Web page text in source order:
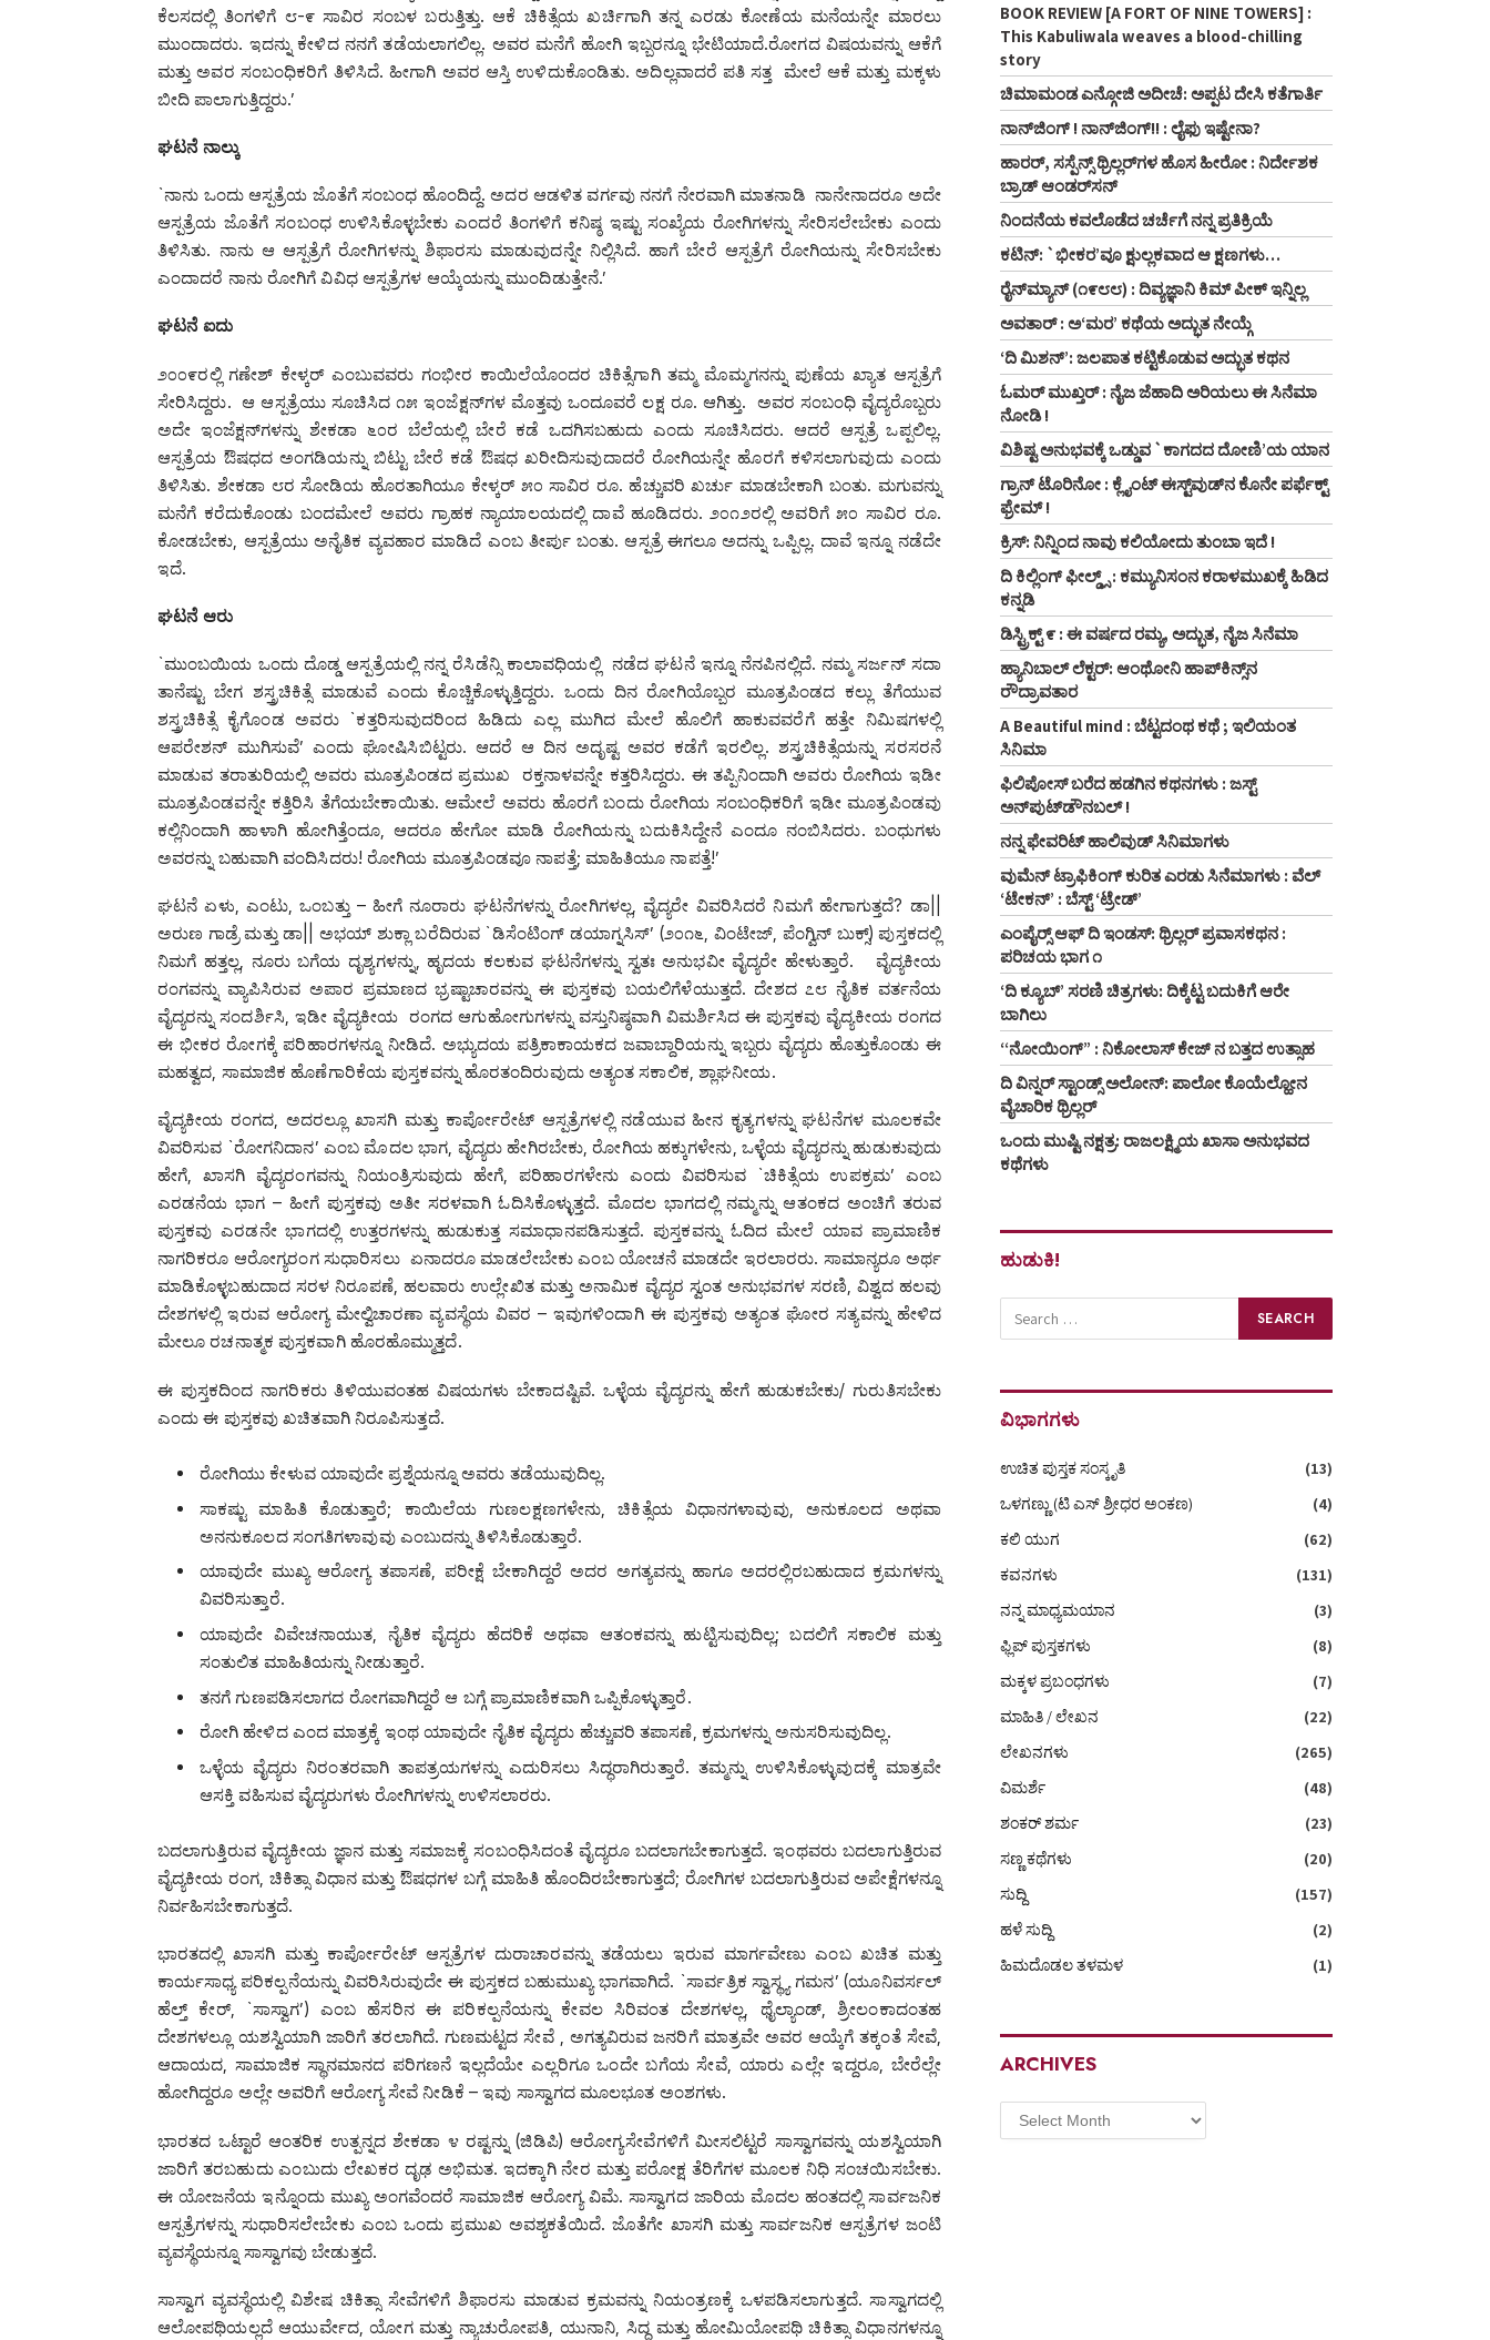
ಕೆಲಸದಲ್ಲಿ ತಿಂಗಳಿಗೆ ೮-೯ ಸಾವಿರ ಸಂಬಳ ಬರುತ್ತಿತ್ತು. ಆಕೆ ಚಿಕಿತ್ಸೆಯ ಖರ್ಚಿಗಾಗಿ ತನ್ನ ಎರಡು ಕೋಣೆಯ ಮನೆಯನ್ನೇ ಮಾರಲು
ಮುಂದಾದರು. ಇದನ್ನು ಕೇಳಿದ ನನಗೆ ತಡೆಯಲಾಗಲಿಲ್ಲ. ಅವರ ಮನೆಗೆ ಹೋಗಿ ಇಬ್ಬರನ್ನೂ ಭೇಟಿಯಾದೆ.ರೋಗದ ವಿಷಯವನ್ನು ಆಕೆಗೆ
ಮತ್ತು ಅವರ ಸಂಬಂಧಿಕರಿಗೆ ತಿಳಿಸಿದೆ. ಹೀಗಾಗಿ ಅವರ ಆಸ್ತಿ ಉಳಿದುಕೊಂಡಿತು. ಅದಿಲ್ಲವಾದರೆ ಪತಿ ಸತ್ತ ಮೇಲೆ ಆಕೆ ಮತ್ತು ಮಕ್ಕಳು
ಬೀದಿ ಪಾಲಾಗುತ್ತಿದ್ದರು.’
ಘಟನೆ ನಾಲ್ಕು
`ನಾನು ಒಂದು ಆಸ್ಪತ್ರೆಯ ಜೊತೆಗೆ ಸಂಬಂಧ ಹೊಂದಿದ್ದೆ. ಅದರ ಆಡಳಿತ ವರ್ಗವು ನನಗೆ ನೇರವಾಗಿ ಮಾತನಾಡಿ ನಾನೇನಾದರೂ ಅದೇ
ಆಸ್ಪತ್ರೆಯ ಜೊತೆಗೆ ಸಂಬಂಧ ಉಳಿಸಿಕೊಳ್ಳಬೇಕು ಎಂದರೆ ತಿಂಗಳಿಗೆ ಕನಿಷ್ಠ ಇಷ್ಟು ಸಂಖ್ಯೆಯ ರೋಗಿಗಳನ್ನು ಸೇರಿಸಲೇಬೇಕು ಎಂದು
ತಿಳಿಸಿತು. ನಾನು ಆ ಆಸ್ಪತ್ರೆಗೆ ರೋಗಿಗಳನ್ನು ಶಿಫಾರಸು ಮಾಡುವುದನ್ನೇ ನಿಲ್ಲಿಸಿದೆ. ಹಾಗೆ ಬೇರೆ ಆಸ್ಪತ್ರೆಗೆ ರೋಗಿಯನ್ನು ಸೇರಿಸಬೇಕು
ಎಂದಾದರೆ ನಾನು ರೋಗಿಗೆ ವಿವಿಧ ಆಸ್ಪತ್ರೆಗಳ ಆಯ್ಕೆಯನ್ನು ಮುಂದಿಡುತ್ತೇನೆ.’
ಘಟನೆ ಐದು
೨೦೦೯ರಲ್ಲಿ ಗಣೇಶ್ ಕೇಳ್ಕರ್‍ ಎಂಬುವವರು ಗಂಭೀರ ಕಾಯಿಲೆಯೊಂದರ ಚಿಕಿತ್ಸೆಗಾಗಿ ತಮ್ಮ ಮೊಮ್ಮಗನನ್ನು ಪುಣೆಯ ಖ್ಯಾತ ಆಸ್ಪತ್ರೆಗೆ
ಸೇರಿಸಿದ್ದರು. ಆ ಆಸ್ಪತ್ರೆಯು ಸೂಚಿಸಿದ ೧೫ ಇಂಜೆಕ್ಷನ್‌ಗಳ ಮೊತ್ತವು ಒಂದೂವರೆ ಲಕ್ಷ ರೂ. ಆಗಿತ್ತು. ಅವರ ಸಂಬಂಧಿ ವೈದ್ಯರೊಬ್ಬರು
ಅದೇ ಇಂಜೆಕ್ಷನ್‌ಗಳನ್ನು ಶೇಕಡಾ ೬೦ರ ಬೆಲೆಯಲ್ಲಿ ಬೇರೆ ಕಡೆ ಒದಗಿಸಬಹುದು ಎಂದು ಸೂಚಿಸಿದರು. ಆದರೆ ಆಸ್ಪತ್ರೆ ಒಪ್ಪಲಿಲ್ಲ.
ಆಸ್ಪತ್ರೆಯ ಔಷಧದ ಅಂಗಡಿಯನ್ನು ಬಿಟ್ಟು ಬೇರೆ ಕಡೆ ಔಷಧ ಖರೀದಿಸುವುದಾದರೆ ರೋಗಿಯನ್ನೇ ಹೊರಗೆ ಕಳಿಸಲಾಗುವುದು ಎಂದು
ತಿಳಿಸಿತು. ಶೇಕಡಾ ೮ರ ಸೋಡಿಯ ಹೊರತಾಗಿಯೂ ಕೇಳ್ಕರ್‍ ೫೦ ಸಾವಿರ ರೂ. ಹೆಚ್ಚುವರಿ ಖರ್ಚು ಮಾಡಬೇಕಾಗಿ ಬಂತು. ಮಗುವನ್ನು
ಮನೆಗೆ ಕರೆದುಕೊಂಡು ಬಂದಮೇಲೆ ಅವರು ಗ್ರಾಹಕ ನ್ಯಾಯಾಲಯದಲ್ಲಿ ದಾವೆ ಹೂಡಿದರು. ೨೦೧೨ರಲ್ಲಿ ಅವರಿಗೆ ೫೦ ಸಾವಿರ ರೂ.
ಕೋಡಬೇಕು, ಆಸ್ಪತ್ರೆಯು ಅನೈತಿಕ ವ್ಯವಹಾರ ಮಾಡಿದೆ ಎಂಬ ತೀರ್ಪು ಬಂತು. ಆಸ್ಪತ್ರೆ ಈಗಲೂ ಅದನ್ನು ಒಪ್ಪಿಲ್ಲ. ದಾವೆ ಇನ್ನೂ ನಡೆದೇ
ಇದೆ.
ಘಟನೆ ಆರು
`ಮುಂಬಯಿಯ ಒಂದು ದೊಡ್ಡ ಆಸ್ಪತ್ರೆಯಲ್ಲಿ ನನ್ನ ರೆಸಿಡೆನ್ಸಿ ಕಾಲಾವಧಿಯಲ್ಲಿ ನಡೆದ ಘಟನೆ ಇನ್ನೂ ನೆನಪಿನಲ್ಲಿದೆ. ನಮ್ಮ ಸರ್ಜನ್ ಸದಾ
ತಾನೆಷ್ಟು ಬೇಗ ಶಸ್ತ್ರಚಿಕಿತ್ಸೆ ಮಾಡುವೆ ಎಂದು ಕೊಚ್ಚಿಕೊಳ್ಳುತ್ತಿದ್ದರು. ಒಂದು ದಿನ ರೋಗಿಯೊಬ್ಬರ ಮೂತ್ರಪಿಂಡದ ಕಲ್ಲು ತೆಗೆಯುವ
ಶಸ್ತ್ರಚಿಕಿತ್ಸೆ ಕೈಗೊಂಡ ಅವರು `ಕತ್ತರಿಸುವುದರಿಂದ ಹಿಡಿದು ಎಲ್ಲ ಮುಗಿದ ಮೇಲೆ ಹೊಲಿಗೆ ಹಾಕುವವರೆಗೆ ಹತ್ತೇ ನಿಮಿಷಗಳಲ್ಲಿ
ಆಪರೇಶನ್ ಮುಗಿಸುವೆ’ ಎಂದು ಘೋಷಿಸಿಬಿಟ್ಟರು. ಆದರೆ ಆ ದಿನ ಅದೃಷ್ಟ ಅವರ ಕಡೆಗೆ ಇರಲಿಲ್ಲ. ಶಸ್ತ್ರಚಿಕಿತ್ಸೆಯನ್ನು ಸರಸರನೆ
ಮಾಡುವ ತರಾತುರಿಯಲ್ಲಿ ಅವರು ಮೂತ್ರಪಿಂಡದ ಪ್ರಮುಖ ರಕ್ತನಾಳವನ್ನೇ ಕತ್ತರಿಸಿದ್ದರು. ಈ ತಪ್ಪಿನಿಂದಾಗಿ ಅವರು ರೋಗಿಯ ಇಡೀ
ಮೂತ್ರಪಿಂಡವನ್ನೇ ಕತ್ತಿರಿಸಿ ತೆಗೆಯಬೇಕಾಯಿತು. ಆಮೇಲೆ ಅವರು ಹೊರಗೆ ಬಂದು ರೋಗಿಯ ಸಂಬಂಧಿಕರಿಗೆ ಇಡೀ ಮೂತ್ರಪಿಂಡವು
ಕಲ್ಲಿನಿಂದಾಗಿ ಹಾಳಾಗಿ ಹೋಗಿತ್ತೆಂದೂ, ಆದರೂ ಹೇಗೋ ಮಾಡಿ ರೋಗಿಯನ್ನು ಬದುಕಿಸಿದ್ದೇನೆ ಎಂದೂ ನಂಬಿಸಿದರು. ಬಂಧುಗಳು
ಅವರನ್ನು ಬಹುವಾಗಿ ವಂದಿಸಿದರು! ರೋಗಿಯ ಮೂತ್ರಪಿಂಡವೂ ನಾಪತ್ತೆ; ಮಾಹಿತಿಯೂ ನಾಪತ್ತೆ!’
ಘಟನೆ ಏಳು, ಎಂಟು, ಒಂಬತ್ತು – ಹೀಗೆ ನೂರಾರು ಘಟನೆಗಳನ್ನು ರೋಗಿಗಳಲ್ಲ, ವೈದ್ಯರೇ ವಿವರಿಸಿದರೆ ನಿಮಗೆ ಹೇಗಾಗುತ್ತದೆ? ಡಾ||
ಅರುಣ ಗಾಡ್ರೆ ಮತ್ತು ಡಾ|| ಅಭಯ್‌ ಶುಕ್ಲಾ ಬರೆದಿರುವ `ಡಿಸೆಂಟಿಂಗ್‌ ಡಯಾಗ್ನಸಿಸ್’ (೨೦೧೬, ವಿಂಟೇಜ್, ಪೆಂಗ್ವಿನ್ ಬುಕ್ಸ್) ಪುಸ್ತಕದಲ್ಲಿ
ನಿಮಗೆ ಹತ್ತಲ್ಲ, ನೂರು ಬಗೆಯ ದೃಶ್ಯಗಳನ್ನು, ಹೃದಯ ಕಲಕುವ ಘಟನೆಗಳನ್ನು ಸ್ವತಃ ಅನುಭವೀ ವೈದ್ಯರೇ ಹೇಳುತ್ತಾರೆ. ವೈದ್ಯಕೀಯ
ರಂಗವನ್ನು ವ್ಯಾಪಿಸಿರುವ ಅಪಾರ ಪ್ರಮಾಣದ ಭ್ರಷ್ಟಾಚಾರವನ್ನು ಈ ಪುಸ್ತಕವು ಬಯಲಿಗೆಳೆಯುತ್ತದೆ. ದೇಶದ ೭೮ ನೈತಿಕ ವರ್ತನೆಯ
ವೈದ್ಯರನ್ನು ಸಂದರ್ಶಿಸಿ, ಇಡೀ ವೈದ್ಯಕೀಯ ರಂಗದ ಆಗುಹೋಗುಗಳನ್ನು ವಸ್ತುನಿಷ್ಠವಾಗಿ ವಿಮರ್ಶಿಸಿದ ಈ ಪುಸ್ತಕವು ವೈದ್ಯಕೀಯ ರಂಗದ
ಈ ಭೀಕರ ರೋಗಕ್ಕೆ ಪರಿಹಾರಗಳನ್ನೂ ನೀಡಿದೆ. ಅಭ್ಯುದಯ ಪತ್ರಿಕಾಕಾಯಕದ ಜವಾಬ್ದಾರಿಯನ್ನು ಇಬ್ಬರು ವೈದ್ಯರು ಹೊತ್ತುಕೊಂಡು ಈ
ಮಹತ್ವದ, ಸಾಮಾಜಿಕ ಹೊಣೆಗಾರಿಕೆಯ ಪುಸ್ತಕವನ್ನು ಹೊರತಂದಿರುವುದು ಅತ್ಯಂತ ಸಕಾಲಿಕ, ಶ್ಲಾಘನೀಯ.
ವೈದ್ಯಕೀಯ ರಂಗದ, ಅದರಲ್ಲೂ ಖಾಸಗಿ ಮತ್ತು ಕಾರ್ಪೋರೇಟ್‌ ಆಸ್ಪತ್ರೆಗಳಲ್ಲಿ ನಡೆಯುವ ಹೀನ ಕೃತ್ಯಗಳನ್ನು ಘಟನೆಗಳ ಮೂಲಕವೇ
ವಿವರಿಸುವ `ರೋಗನಿದಾನ’ ಎಂಬ ಮೊದಲ ಭಾಗ, ವೈದ್ಯರು ಹೇಗಿರಬೇಕು, ರೋಗಿಯ ಹಕ್ಕುಗಳೇನು, ಒಳ್ಳೆಯ ವೈದ್ಯರನ್ನು ಹುಡುಕುವುದು
ಹೇಗೆ, ಖಾಸಗಿ ವೈದ್ಯರಂಗವನ್ನು ನಿಯಂತ್ರಿಸುವುದು ಹೇಗೆ, ಪರಿಹಾರಗಳೇನು ಎಂದು ವಿವರಿಸುವ `ಚಿಕಿತ್ಸೆಯ ಉಪಕ್ರಮ’ ಎಂಬ
ಎರಡನೆಯ ಭಾಗ – ಹೀಗೆ ಪುಸ್ತಕವು ಅತೀ ಸರಳವಾಗಿ ಓದಿಸಿಕೊಳ್ಳುತ್ತದೆ. ಮೊದಲ ಭಾಗದಲ್ಲಿ ನಮ್ಮನ್ನು ಆತಂಕದ ಅಂಚಿಗೆ ತರುವ
ಪುಸ್ತಕವು ಎರಡನೇ ಭಾಗದಲ್ಲಿ ಉತ್ತರಗಳನ್ನು ಹುಡುಕುತ್ತ ಸಮಾಧಾನಪಡಿಸುತ್ತದೆ. ಪುಸ್ತಕವನ್ನು ಓದಿದ ಮೇಲೆ ಯಾವ ಪ್ರಾಮಾಣಿಕ
ನಾಗರಿಕರೂ ಆರೋಗ್ಯರಂಗ ಸುಧಾರಿಸಲು ಏನಾದರೂ ಮಾಡಲೇಬೇಕು ಎಂಬ ಯೋಚನೆ ಮಾಡದೇ ಇರಲಾರರು. ಸಾಮಾನ್ಯರೂ ಅರ್ಥ
ಮಾಡಿಕೊಳ್ಳಬಹುದಾದ ಸರಳ ನಿರೂಪಣೆ, ಹಲವಾರು ಉಲ್ಲೇಖಿತ ಮತ್ತು ಅನಾಮಿಕ ವೈದ್ಯರ ಸ್ವಂತ ಅನುಭವಗಳ ಸರಣಿ, ವಿಶ್ವದ ಹಲವು
ದೇಶಗಳಲ್ಲಿ ಇರುವ ಆರೋಗ್ಯ ಮೇಲ್ವಿಚಾರಣಾ ವ್ಯವಸ್ಥೆಯ ವಿವರ – ಇವುಗಳಿಂದಾಗಿ ಈ ಪುಸ್ತಕವು ಅತ್ಯಂತ ಘೋರ ಸತ್ಯವನ್ನು ಹೇಳಿದ
ಮೇಲೂ ರಚನಾತ್ಮಕ ಪುಸ್ತಕವಾಗಿ ಹೊರಹೊಮ್ಮುತ್ತದೆ.
ಈ ಪುಸ್ತಕದಿಂದ ನಾಗರಿಕರು ತಿಳಿಯುವಂತಹ ವಿಷಯಗಳು ಬೇಕಾದಷ್ಟಿವೆ. ಒಳ್ಳೆಯ ವೈದ್ಯರನ್ನು ಹೇಗೆ ಹುಡುಕಬೇಕು/ ಗುರುತಿಸಬೇಕು
ಎಂದು ಈ ಪುಸ್ತಕವು ಖಚಿತವಾಗಿ ನಿರೂಪಿಸುತ್ತದೆ.
ರೋಗಿಯು ಕೇಳುವ ಯಾವುದೇ ಪ್ರಶ್ನೆಯನ್ನೂ ಅವರು ತಡೆಯುವುದಿಲ್ಲ.
ಸಾಕಷ್ಟು ಮಾಹಿತಿ ಕೊಡುತ್ತಾರೆ; ಕಾಯಿಲೆಯ ಗುಣಲಕ್ಷಣಗಳೇನು, ಚಿಕಿತ್ಸೆಯ ವಿಧಾನಗಳಾವುವು, ಅನುಕೂಲದ ಅಥವಾ
ಅನನುಕೂಲದ ಸಂಗತಿಗಳಾವುವು ಎಂಬುದನ್ನು ತಿಳಿಸಿಕೊಡುತ್ತಾರೆ.
ಯಾವುದೇ ಮುಖ್ಯ ಆರೋಗ್ಯ ತಪಾಸಣೆ, ಪರೀಕ್ಷೆ ಬೇಕಾಗಿದ್ದರೆ ಅದರ ಅಗತ್ಯವನ್ನು ಹಾಗೂ ಅದರಲ್ಲಿರಬಹುದಾದ ಕ್ರಮಗಳನ್ನು
ವಿವರಿಸುತ್ತಾರೆ.
ಯಾವುದೇ ವಿವೇಚನಾಯುತ, ನೈತಿಕ ವೈದ್ಯರು ಹೆದರಿಕೆ ಅಥವಾ ಆತಂಕವನ್ನು ಹುಟ್ಟಿಸುವುದಿಲ್ಲ; ಬದಲಿಗೆ ಸಕಾಲಿಕ ಮತ್ತು
ಸಂತುಲಿತ ಮಾಹಿತಿಯನ್ನು ನೀಡುತ್ತಾರೆ.
ತನಗೆ ಗುಣಪಡಿಸಲಾಗದ ರೋಗವಾಗಿದ್ದರೆ ಆ ಬಗ್ಗೆ ಪ್ರಾಮಾಣಿಕವಾಗಿ ಒಪ್ಪಿಕೊಳ್ಳುತ್ತಾರೆ.
ರೋಗಿ ಹೇಳಿದ ಎಂದ ಮಾತ್ರಕ್ಕೆ ಇಂಥ ಯಾವುದೇ ನೈತಿಕ ವೈದ್ಯರು ಹೆಚ್ಚುವರಿ ತಪಾಸಣೆ, ಕ್ರಮಗಳನ್ನು ಅನುಸರಿಸುವುದಿಲ್ಲ.
ಒಳ್ಳೆಯ ವೈದ್ಯರು ನಿರಂತರವಾಗಿ ತಾಪತ್ರಯಗಳನ್ನು ಎದುರಿಸಲು ಸಿದ್ಧರಾಗಿರುತ್ತಾರೆ. ತಮ್ಮನ್ನು ಉಳಿಸಿಕೊಳ್ಳುವುದಕ್ಕೆ ಮಾತ್ರವೇ
ಆಸಕ್ತಿ ವಹಿಸುವ ವೈದ್ಯರುಗಳು ರೋಗಿಗಳನ್ನು ಉಳಿಸಲಾರರು.
ಬದಲಾಗುತ್ತಿರುವ ವೈದ್ಯಕೀಯ ಜ್ಞಾನ ಮತ್ತು ಸಮಾಜಕ್ಕೆ ಸಂಬಂಧಿಸಿದಂತೆ ವೈದ್ಯರೂ ಬದಲಾಗಬೇಕಾಗುತ್ತದೆ. ಇಂಥವರು ಬದಲಾಗುತ್ತಿರುವ
ವೈದ್ಯಕೀಯ ರಂಗ, ಚಿಕಿತ್ಸಾ ವಿಧಾನ ಮತ್ತು ಔಷಧಗಳ ಬಗ್ಗೆ ಮಾಹಿತಿ ಹೊಂದಿರಬೇಕಾಗುತ್ತದೆ; ರೋಗಿಗಳ ಬದಲಾಗುತ್ತಿರುವ ಅಪೇಕ್ಷೆಗಳನ್ನೂ
ನಿರ್ವಹಿಸಬೇಕಾಗುತ್ತದೆ.
ಭಾರತದಲ್ಲಿ ಖಾಸಗಿ ಮತ್ತು ಕಾರ್ಪೋರೇಟ್‌ ಆಸ್ಪತ್ರೆಗಳ ದುರಾಚಾರವನ್ನು ತಡೆಯಲು ಇರುವ ಮಾರ್ಗವೇಣು ಎಂಬ ಖಚಿತ ಮತ್ತು
ಕಾರ್ಯಸಾಧ್ಯ ಪರಿಕಲ್ಪನೆಯನ್ನು ವಿವರಿಸಿರುವುದೇ ಈ ಪುಸ್ತಕದ ಬಹುಮುಖ್ಯ ಭಾಗವಾಗಿದೆ. `ಸಾರ್ವತ್ರಿಕ ಸ್ವಾಸ್ಥ್ಯ ಗಮನ’ (ಯೂನಿವರ್ಸಲ್
ಹೆಲ್ತ್‌ ಕೇರ್‍, `ಸಾಸ್ವಾಗ’) ಎಂಬ ಹೆಸರಿನ ಈ ಪರಿಕಲ್ಪನೆಯನ್ನು ಕೇವಲ ಸಿರಿವಂತ ದೇಶಗಳಲ್ಲ, ಥೈಲ್ಯಾಂಡ್‌, ಶ್ರೀಲಂಕಾದಂತಹ
ದೇಶಗಳಲ್ಲೂ ಯಶಸ್ವಿಯಾಗಿ ಜಾರಿಗೆ ತರಲಾಗಿದೆ. ಗುಣಮಟ್ಟದ ಸೇವೆ , ಅಗತ್ಯವಿರುವ ಜನರಿಗೆ ಮಾತ್ರವೇ ಅವರ ಆಯ್ಕೆಗೆ ತಕ್ಕಂತೆ ಸೇವೆ,
ಆದಾಯದ, ಸಾಮಾಜಿಕ ಸ್ಥಾನಮಾನದ ಪರಿಗಣನೆ ಇಲ್ಲದೆಯೇ ಎಲ್ಲರಿಗೂ ಒಂದೇ ಬಗೆಯ ಸೇವೆ, ಯಾರು ಎಲ್ಲೇ ಇದ್ದರೂ, ಬೇರೆಲ್ಲೇ
ಹೋಗಿದ್ದರೂ ಅಲ್ಲೇ ಅವರಿಗೆ ಆರೋಗ್ಯ ಸೇವೆ ನೀಡಿಕೆ – ಇವು ಸಾಸ್ವಾಗದ ಮೂಲಭೂತ ಅಂಶಗಳು.
ಭಾರತದ ಒಟ್ಟಾರೆ ಆಂತರಿಕ ಉತ್ಪನ್ನದ ಶೇಕಡಾ ೪ ರಷ್ಟನ್ನು (ಜಿಡಿಪಿ) ಆರೋಗ್ಯಸೇವೆಗಳಿಗೆ ಮೀಸಲಿಟ್ಟರೆ ಸಾಸ್ವಾಗವನ್ನು ಯಶಸ್ವಿಯಾಗಿ
ಜಾರಿಗೆ ತರಬಹುದು ಎಂಬುದು ಲೇಖಕರ ದೃಢ ಅಭಿಮತ. ಇದಕ್ಕಾಗಿ ನೇರ ಮತ್ತು ಪರೋಕ್ಷ ತೆರಿಗೆಗಳ ಮೂಲಕ ನಿಧಿ ಸಂಚಯಿಸಬೇಕು.
ಈ ಯೋಜನೆಯ ಇನ್ನೊಂದು ಮುಖ್ಯ ಅಂಗವೆಂದರೆ ಸಾಮಾಜಿಕ ಆರೋಗ್ಯ ವಿಮೆ. ಸಾಸ್ವಾಗದ ಜಾರಿಯ ಮೊದಲ ಹಂತದಲ್ಲಿ ಸಾರ್ವಜನಿಕ
ಆಸ್ಪತ್ರೆಗಳನ್ನು ಸುಧಾರಿಸಲೇಬೇಕು ಎಂಬ ಒಂದು ಪ್ರಮುಖ ಅವಶ್ಯಕತೆಯಿದೆ. ಜೊತೆಗೇ ಖಾಸಗಿ ಮತ್ತು ಸಾರ್ವಜನಿಕ ಆಸ್ಪತ್ರೆಗಳ ಜಂಟಿ
ವ್ಯವಸ್ಥೆಯನ್ನೂ ಸಾಸ್ವಾಗವು ಬೇಡುತ್ತದೆ.
ಸಾಸ್ವಾಗ ವ್ಯವಸ್ಥೆಯಲ್ಲಿ ವಿಶೇಷ ಚಿಕಿತ್ಸಾ ಸೇವೆಗಳಿಗೆ ಶಿಫಾರಸು ಮಾಡುವ ಕ್ರಮವನ್ನು ನಿಯಂತ್ರಣಕ್ಕೆ ಒಳಪಡಿಸಲಾಗುತ್ತದೆ. ಸಾಸ್ವಾಗದಲ್ಲಿ
ಆಲೋಪಥಿಯಲ್ಲದೆ ಆಯುರ್ವೇದ, ಯೋಗ ಮತ್ತು ನ್ಯಾಚುರೋಪತಿ, ಯುನಾನಿ, ಸಿದ್ಧ ಮತ್ತು ಹೋಮಿಯೋಪಥಿ ಚಿಕಿತ್ಸಾ ವಿಧಾನಗಳನ್ನೂ
BOOK REVIEW [A FORT OF NINE TOWERS] :
This Kabuliwala weaves a blood-chilling
story
ಚಿಮಾಮಂಡ ಎನ್ಗೋಜಿ ಅದೀಚೆ: ಅಪ್ಪಟ ದೇಸಿ ಕತೆಗಾರ್ತಿ
ನಾನ್‌ಜಿಂಗ್ ! ನಾನ್‌ಜಿಂಗ್!! : ಲೈಫು ಇಷ್ಟೇನಾ?
ಹಾರರ್, ಸಸ್ಪೆನ್ಸ್ ಥ್ರಿಲ್ಲರ್‌ಗಳ ಹೊಸ ಹೀರೋ : ನಿರ್ದೇಶಕ
ಬ್ರಾಡ್ ಆಂಡರ್‌ಸನ್
ನಿಂದನೆಯ ಕವಲೊಡೆದ ಚರ್ಚೆಗೆ ನನ್ನ ಪ್ರತಿಕ್ರಿಯೆ
ಕಟಿನ್: `ಭೀಕರ’ವೂ ಕ್ಷುಲ್ಲಕವಾದ ಆ ಕ್ಷಣಗಳು…
ರೈನ್‌ಮ್ಯಾನ್ (೧೯೮೮) : ದಿವ್ಯಜ್ಞಾನಿ ಕಿಮ್ ಪೀಕ್ ಇನ್ನಿಲ್ಲ
ಅವತಾರ್ : ಅ‘ಮರ’ ಕಥೆಯ ಅದ್ಭುತ ನೇಯ್ಗೆ
‘ದಿ ಮಿಶನ್’: ಜಲಪಾತ ಕಟ್ಟಿಕೊಡುವ ಅದ್ಭುತ ಕಥನ
ಓಮರ್ ಮುಖ್ತರ್ : ನೈಜ ಜೆಹಾದಿ ಅರಿಯಲು ಈ ಸಿನೆಮಾ
ನೋಡಿ !
ವಿಶಿಷ್ಟ ಅನುಭವಕ್ಕೆ ಒಡ್ಡುವ `ಕಾಗದದ ದೋಣಿ’ಯ ಯಾನ
ಗ್ರಾನ್ ಟೊರಿನೋ : ಕ್ಲೈಂಟ್ ಈಸ್ಟ್‌ವುಡ್‌ನ ಕೊನೇ ಪರ್ಫೆಕ್ಟ್
ಫ್ರೇಮ್ !
ಕ್ರಿಸ್: ನಿನ್ನಿಂದ ನಾವು ಕಲಿಯೋದು ತುಂಬಾ ಇದೆ !
ದಿ ಕಿಲ್ಲಿಂಗ್ ಫೀಲ್ಡ್ಸ್ : ಕಮ್ಯುನಿಸಂನ ಕರಾಳಮುಖಕ್ಕೆ ಹಿಡಿದ
ಕನ್ನಡಿ
ಡಿಸ್ಟ್ರಿಕ್ಟ್ ೯ : ಈ ವರ್ಷದ ರಮ್ಯ, ಅದ್ಭುತ, ನೈಜ ಸಿನೆಮಾ
ಹ್ಯಾನಿಬಾಲ್ ಲೆಕ್ಟರ್: ಆಂಥೋನಿ ಹಾಪ್‌ಕಿನ್ಸ್‌ನ
ರೌದ್ರಾವತಾರ
A Beautiful mind : ಬೆಟ್ಟದಂಥ ಕಥೆ ; ಇಲಿಯಂತ
ಸಿನಿಮಾ
ಫಿಲಿಪೋಸ್ ಬರೆದ ಹಡಗಿನ ಕಥನಗಳು : ಜಸ್ಟ್
ಅನ್‌ಪುಟ್‌ಡೌನಬಲ್ !
ನನ್ನ ಫೇವರಿಟ್ ಹಾಲಿವುಡ್ ಸಿನಿಮಾಗಳು
ವುಮೆನ್ ಟ್ರಾಫಿಕಿಂಗ್ ಕುರಿತ ಎರಡು ಸಿನೆಮಾಗಳು : ವೆಲ್
‘ಟೇಕನ್’ : ಬೆಸ್ಟ್ ‘ಟ್ರೇಡ್’
ಎಂಪೈರ್‍ಸ್ ಆಫ್ ದಿ ಇಂಡಸ್: ಥ್ರಿಲ್ಲರ್ ಪ್ರವಾಸಕಥನ :
ಪರಿಚಯ ಭಾಗ ೧
‘ದಿ ಕ್ಯೂಬ್’ ಸರಣಿ ಚಿತ್ರಗಳು: ದಿಕ್ಕೆಟ್ಟ ಬದುಕಿಗೆ ಆರೇ
ಬಾಗಿಲು
“ನೋಯಿಂಗ್” : ನಿಕೋಲಾಸ್ ಕೇಜ್ ನ ಬತ್ತದ ಉತ್ಸಾಹ
ದಿ ವಿನ್ನರ್ ಸ್ಟಾಂಡ್ಸ್ ಅಲೋನ್: ಪಾಲೋ ಕೊಯೆಲ್ಹೋನ
ವೈಚಾರಿಕ ಥ್ರಿಲ್ಲರ್
ಒಂದು ಮುಷ್ಟಿ ನಕ್ಷತ್ರ: ರಾಜಲಕ್ಷ್ಮಿಯ ಖಾಸಾ ಅನುಭವದ
ಕಥೆಗಳು
ಹುಡುಕಿ!
ವಿಭಾಗಗಳು
ಉಚಿತ ಪುಸ್ತಕ ಸಂಸ್ಕೃತಿ
(13)
ಒಳಗಣ್ಣು (ಟಿ ಎಸ್‌ ಶ್ರೀಧರ ಅಂಕಣ)
(4)
ಕಲಿ ಯುಗ
(62)
ಕವನಗಳು
(131)
ನನ್ನ ಮಾಧ್ಯಮಯಾನ
(3)
ಫ್ಲಿಪ್ ಪುಸ್ತಕಗಳು
(8)
ಮಕ್ಕಳ ಪ್ರಬಂಧಗಳು
(7)
ಮಾಹಿತಿ / ಲೇಖನ
(22)
ಲೇಖನಗಳು
(265)
ವಿಮರ್ಶೆ
(48)
ಶಂಕರ್ ಶರ್ಮ
(23)
ಸಣ್ಣ ಕಥೆಗಳು
(20)
ಸುದ್ದಿ
(157)
ಹಳೆ ಸುದ್ದಿ
(2)
ಹಿಮದೊಡಲ ತಳಮಳ
(1)
ARCHIVES
Archives